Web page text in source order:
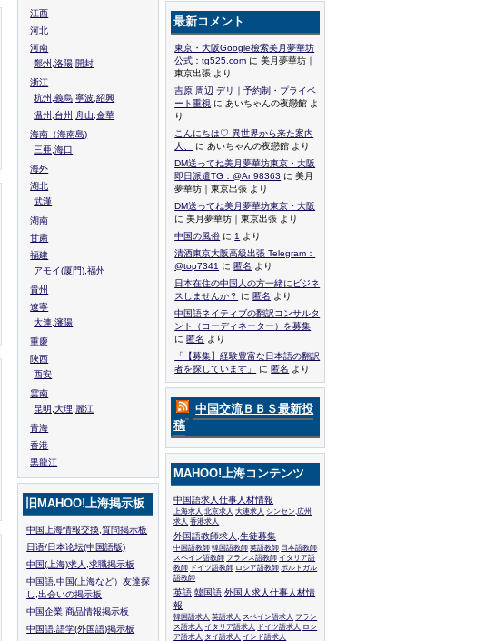
江西
河北
河南
鄭州,洛陽,開封
浙江
杭州,義烏,寧波,紹興
温州,台州,舟山,金華
海南（海南島)
三亜,海口
海外
湖北
武漢
湖南
甘粛
福建
アモイ(厦門),福州
貴州
遼寧
大連,瀋陽
重慶
陜西
西安
雲南
昆明,大理,麗江
青海
香港
黒龍江
旧MAHOO!上海掲示板
中国上海情報交換,質問掲示板
日语/日本论坛(中国語版)
中国(上海)求人,求職掲示板
中国語,中国(上海など）友達探
し,出会いの掲示板
中国企業,商品情報掲示板
中国語.語学(外国語)掲示板
最新コメント
東京・大阪Google檢索美月夢華坊
公式：tg525.com に 美月夢華坊｜
東京出張 より
吉原 周辺 デリ｜予約制・プライベ
ート重視 に あいちゃんの夜戀館 よ
り
こんにちは♡ 異世界から来た案内
人、
に あいちゃんの夜戀館 より
DM送ってね美月夢華坊東京・大阪
即日派遣TG：@An98363 に 美月
夢華坊｜東京出張 より
DM送ってね美月夢華坊東京・大阪
に 美月夢華坊｜東京出張 より
中国の風俗 に 1
より
清酒東京大阪高級出張 Telegram：
@top7341 に 匿名 より
日本在住の中国人の方一緒にビジネ
スしませんか？ に 匿名 より
中国語ネイティブの翻訳コンサルタ
ント（コーディネーター）を募集
に 匿名 より
「【募集】経験豊富な日本語の翻訳
者を探しています」
に 匿名 より
中国交流ＢＢＳ最新投
稿
MAHOO!上海コンテンツ
中国語求人仕事人材情報
上海求人 北京求人 大連求人 シンセン,広州
求人 香港求人
外国語教師求人,生徒募集
中国語教師 韓国語教師 英語教師 日本語教師
スペイン語教師 フランス語教師 イタリア語
教師 ドイツ語教師 ロシア語教師 ポルトガル
語教師
英語,韓国語,外国人求人仕事人材情
報
韓国語求人 英語求人 スペイン語求人 フラン
ス語求人 イタリア語求人 ドイツ語求人 ロシ
ア語求人 タイ語求人 インド語求人